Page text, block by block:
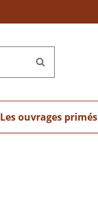
Les ouvrages primés